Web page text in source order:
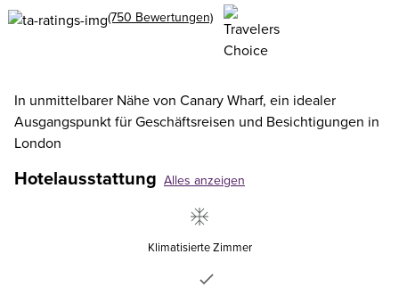
(750 Bewertungen)
In unmittelbarer Nähe von Canary Wharf, ein idealer
Ausgangspunkt für Geschäftsreisen und Besichtigungen in
London
Hotelausstattung Alles anzeigen
Klimatisierte Zimmer